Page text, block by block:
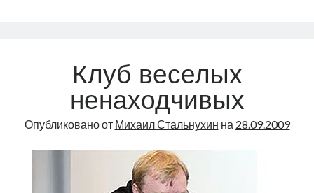
Клуб веселых
ненаходчивых
Опубликовано от Михаил Стальнухин на 28.09.2009